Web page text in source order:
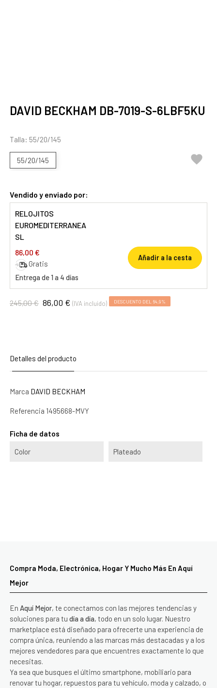
DAVID BECKHAM DB-7019-S-6LBF5KU
Talla: 55/20/145
55/20/145 
Vendido y enviado por:
RELOJITOS
EUROMEDITERRANEA
SL
86,00 €
Gratis
Entrega de 1 a 4 días
Añadir a la cesta
245,00 € 86,00 € (IVA incluido) DESCUENTO DEL 64,9%
Detalles del producto
Marca DAVID BECKHAM
Referencia 1495668-MVY
Ficha de datos
Color Plateado
Compra Moda, Electrónica, Hogar Y Mucho Más En Aquí
Mejor
En Aquí Mejor, te conectamos con las mejores tendencias y
soluciones para tu día a día, todo en un solo lugar. Nuestro
marketplace está diseñado para ofrecerte una experiencia de
compra única, reuniendo a las marcas más destacadas y a los
mejores vendedores para que encuentres exactamente lo que
necesitas.
Ya sea que busques el último smartphone, mobiliario para
renovar tu hogar, repuestos para tu vehículo, moda y calzado, o